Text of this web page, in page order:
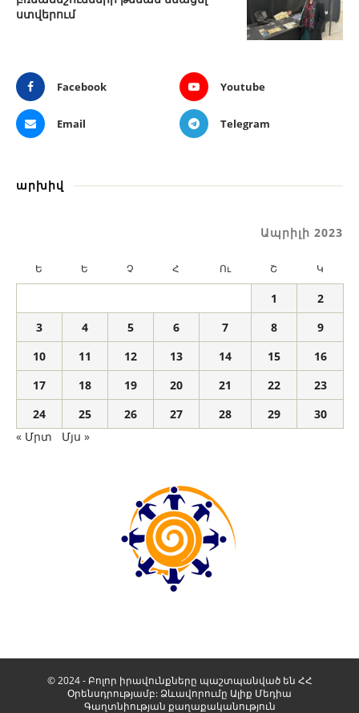
ստվերում
Facebook Youtube
Email Telegram
արխիվ
Ապրիլի 2023
Ե Ե Չ Հ Ու Շ Կ
1
2
3
4 5 6 7 8
9
10
11 12 13 14 15
16
17
18 19 20 21 22
23
24
25 26 27 28 29
30
« Մրտ
Մյս »
© 2024 - Բոլոր իրավունքները պաշտպանված են ՀՀ
Օրենսդրությամբ: Ձևավորումը Ալիք Մեդիա
Գաղտնիության քաղաքականություն